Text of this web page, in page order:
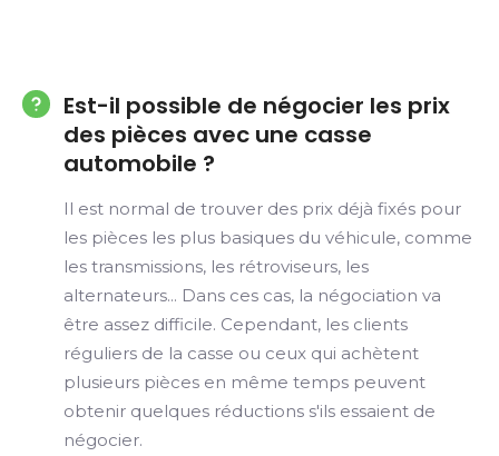
Est-il possible de négocier les prix
des pièces avec une casse
automobile ?
Il est normal de trouver des prix déjà fixés pour
les pièces les plus basiques du véhicule, comme
les transmissions, les rétroviseurs, les
alternateurs... Dans ces cas, la négociation va
être assez difficile. Cependant, les clients
réguliers de la casse ou ceux qui achètent
plusieurs pièces en même temps peuvent
obtenir quelques réductions s'ils essaient de
négocier.